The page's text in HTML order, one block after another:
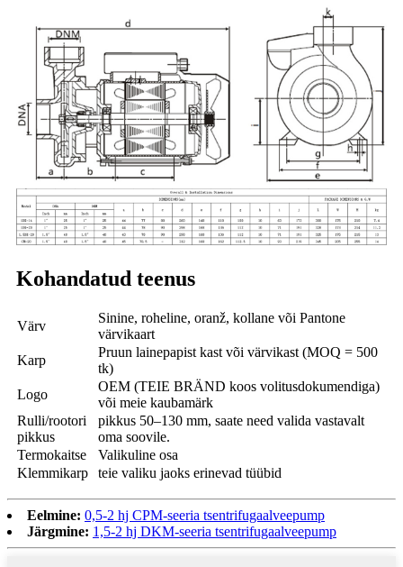
Kohandatud teenus
Värv
Sinine, roheline, oranž, kollane või Pantone
värvikaart
Karp
Pruun lainepapist kast või värvikast (MOQ = 500
tk)
Logo
OEM (TEIE BRÄND koos volitusdokumendiga)
või meie kaubamärk
Rulli/rootori
pikkus
pikkus 50–130 mm, saate need valida vastavalt
oma soovile.
Termokaitse
Valikuline osa
Klemmikarp
teie valiku jaoks erinevad tüübid
Eelmine: 0,5-2 hj CPM-seeria tsentrifugaalveepump
Järgmine: 1,5-2 hj DKM-seeria tsentrifugaalveepump